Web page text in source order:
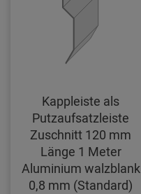
Kappleiste als
Putzaufsatzleiste
Zuschnitt 120 mm
Länge 1 Meter
Aluminium walzblank
0,8 mm (Standard)